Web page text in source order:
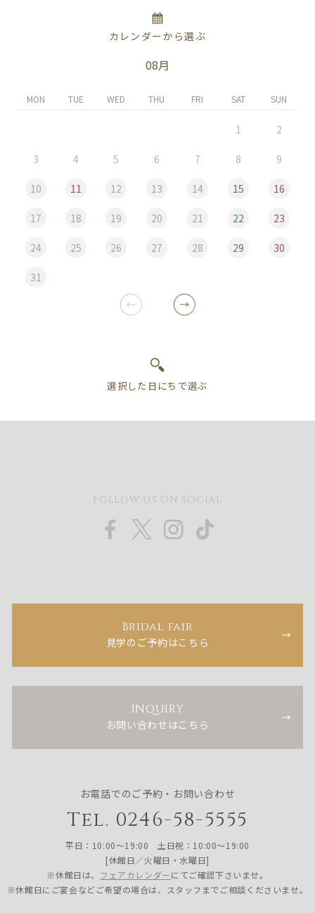
カレンダーから選ぶ
08月
MON TUE WED THU FRI SAT SUN
1 2
3 4 5 6 7 8 9
10 11 12 13 14 15 16
17 18 19 20 21 22 23
24 25 26 27 28 29 30
31
FOLLOW US ON SOCIAL
Bridal fair
見学のご予約はこちら
INQUIRY
お問い合わせはこちら
お電話でのご予約・お問い合わせ
Tel. 0246-58-5555
平日：10:00〜19:00 土日祝：10:00〜19:00
[休館日／火曜日・水曜日]
※休館日は、 フェアカレンダーにてご確認下さいませ。
※休館日にご宴会などご希望の場合は、スタッフまでご相談くださいませ。